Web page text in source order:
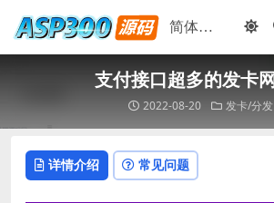
支付接口超多的发卡
2022-08-20 发卡/分发
详情介绍 常见问题